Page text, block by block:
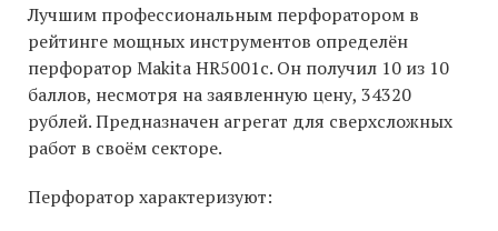
Лучшим профессиональным перфоратором в
рейтинге мощных инструментов определён
перфоратор Makita HR5001c. Он получил 10 из 10
баллов, несмотря на заявленную цену, 34320
рублей. Предназначен агрегат для сверхсложных
работ в своём секторе.
Перфоратор характеризуют: